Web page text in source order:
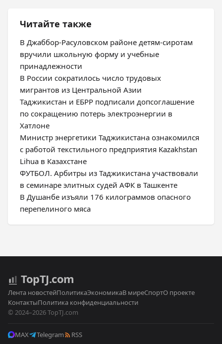
Читайте также
В Джаббор-Расуловском районе детям-сиротам
вручили школьную форму и учебные
принадлежности
В России сократилось число трудовых
мигрантов из Центральной Азии
Таджикистан и ЕБРР подписали допсоглашение
по сокращению потерь электроэнергии в
Хатлоне
Министр энергетики Таджикистана ознакомился
с работой текстильного предприятия Kazakhstan
Lihua в Казахстане
ФУТБОЛ. Арбитры из Таджикистана участвовали
в семинаре элитных судей АФК в Ташкенте
В Душанбе изъяли 176 килограммов опасного
перепелиного мяса
TopTJ.com
Лента новостейПолитикаЭкономикаВ миреСпортО проекте
КонтактыПолитика конфиденциальности
© 2024–2026 TopTJ.com
MAX Telegram RSS